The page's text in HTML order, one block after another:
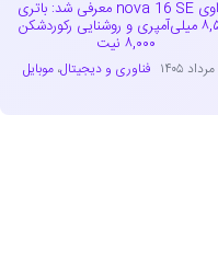
هواوی nova 16 SE معرفی شد: باتری
۸,۵۰۰ میلی‌آمپری و روشنایی رکوردشکن
۸,۰۰۰ نیت
فناوری و دیجیتال،موبایل